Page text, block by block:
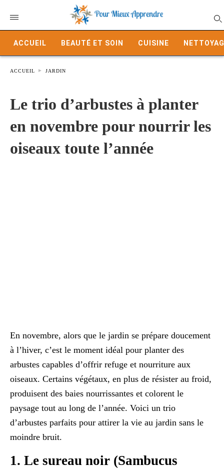
ACCUEIL BEAUTÉ ET SOIN CUISINE
ACCUEIL JARDIN
Le trio d’arbustes à planter
en novembre pour nourrir les
oiseaux toute l’année
En novembre, alors que le jardin se prépare doucement
à l’hiver, c’est le moment idéal pour planter des
arbustes capables d’offrir refuge et nourriture aux
oiseaux. Certains végétaux, en plus de résister au froid,
produisent des baies nourrissantes et colorent le
paysage tout au long de l’année. Voici un trio
d’arbustes parfaits pour attirer la vie au jardin sans le
moindre bruit.
1. Le sureau noir (Sambucus